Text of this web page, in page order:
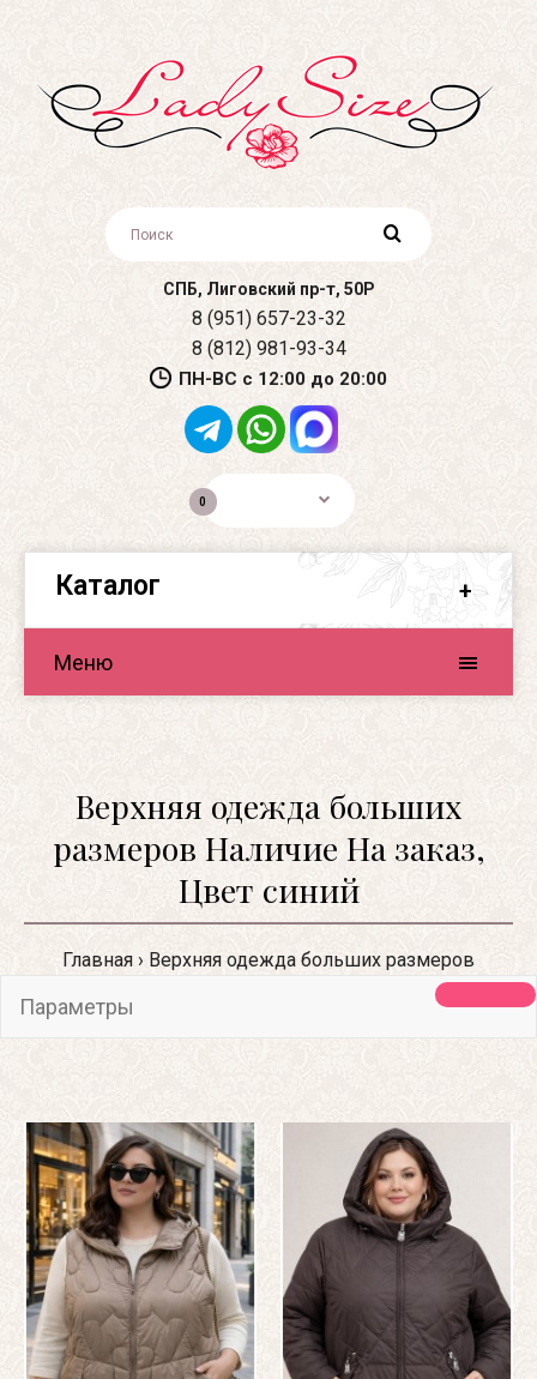
СПБ, Лиговский пр-т, 50Р
8 (951) 657-23-32
8 (812) 981-93-34
ПН-ВС с 12:00 до 20:00
0
Каталог
Меню
Верхняя одежда больших
размеров Наличие На заказ,
Цвет синий
Главная Верхняя одежда больших размеров
Параметры